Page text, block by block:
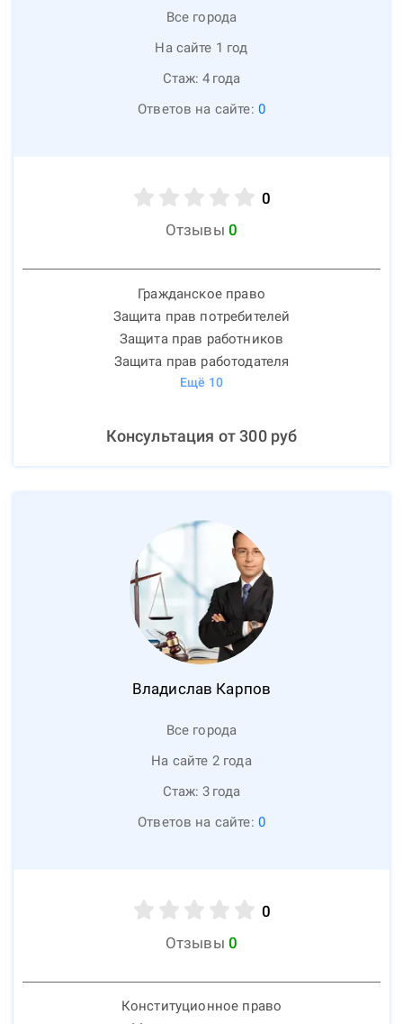
Все города
На сайте 1 год
Стаж: 4 года
Ответов на сайте: 0
0
Отзывы 0
Гражданское право
Защита прав потребителей
Защита прав работников
Защита прав работодателя
Ещё 10
Консультация от300руб
Владислав Карпов
Все города
На сайте 2 года
Стаж: 3 года
Ответов на сайте: 0
0
Отзывы 0
Конституционное право